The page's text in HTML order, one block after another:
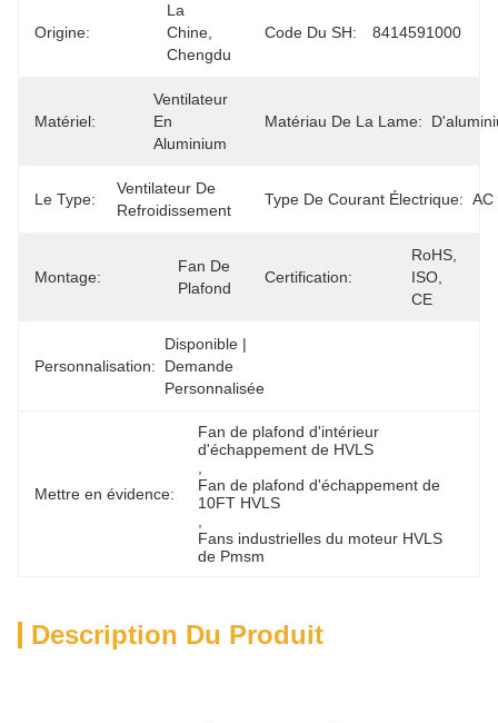
Origine:
La
Chine,
Chengdu
Code Du SH: 8414591000
Matériel:
Ventilateur
En
Aluminium
Matériau De La Lame:
Le Type:
Ventilateur De
Refroidissement
Type De Courant Électrique: AC
Montage:
Fan De
Plafond
Certification:
RoHS,
ISO,
CE
Personnalisation:
Disponible |
Demande
Personnalisée
Mettre en évidence:
Fan de plafond d'intérieur
d'échappement de HVLS
Fan de plafond d'échappement de
10FT HVLS
Fans industrielles du moteur HVLS
de Pmsm
Description Du Produit